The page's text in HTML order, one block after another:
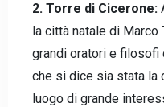
2. Torre di Cicerone:
la città natale di Marco
grandi oratori e filosofi
che si dice sia stata la
luogo di grande